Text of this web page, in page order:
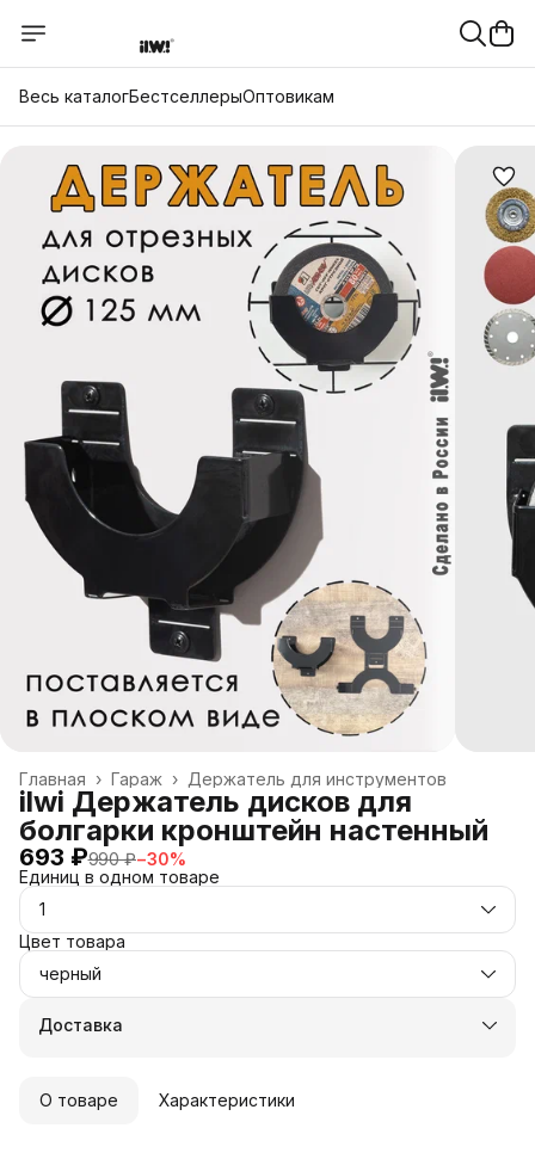
Весь каталогБестселлерыОптовикам
Держатель для инструментов
Гараж ›
Главная ›
ilwi Держатель дисков для
болгарки кронштейн настенный
693 ₽990 ₽−30%
Единиц в одном товаре
1
Цвет товара
черный
Доставка
О товаре Характеристики